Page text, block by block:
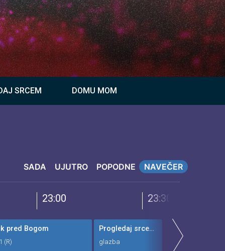
SADRŽAJI
SRCEM DOMU MOM
SADA UJUTRO POPODNE NAVEČER
23:00 23:30
pred Bogom
(R)
Progledaj srcem 2023. 'Neka vatra siđe' - slavljenje
glazba